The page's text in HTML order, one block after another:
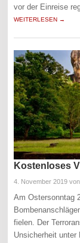
vor der Einreise
WEITERLESEN →
Kostenloses
4. November 2019
Am Ostersonntag
fielen. Der
Unsicherheit